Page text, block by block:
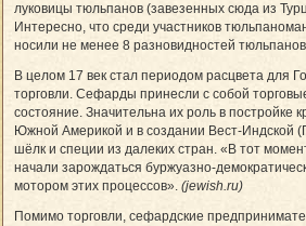
луковицы тюльпанов (завезенных сюда из
Интересно, что среди участников
носили не менее 8 разновидностей
В целом 17 век стал периодом расцвета для
торговли. Сефарды принесли с собой
состояние. Значительна их роль в постройке
Южной Америкой и в создании Вест-Индской
шёлк и специи из далеких стран. «В тот
начали зарождаться буржуазно-
мотором этих процессов». (jewish.ru)
Помимо торговли, сефардские